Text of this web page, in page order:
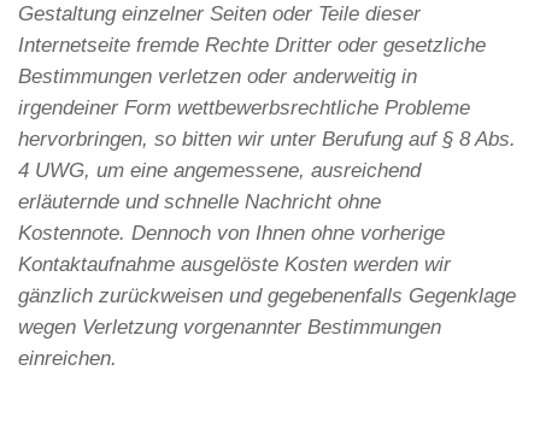
Gestaltung einzelner Seiten oder Teile dieser
Internetseite fremde Rechte Dritter oder gesetzliche
Bestimmungen verletzen oder anderweitig in
irgendeiner Form wettbewerbsrechtliche Probleme
hervorbringen, so bitten wir unter Berufung auf § 8 Abs.
4 UWG, um eine angemessene, ausreichend
erläuternde und schnelle Nachricht ohne
Kostennote. Dennoch von Ihnen ohne vorherige
Kontaktaufnahme ausgelöste Kosten werden wir
gänzlich zurückweisen und gegebenenfalls Gegenklage
wegen Verletzung vorgenannter Bestimmungen
einreichen.